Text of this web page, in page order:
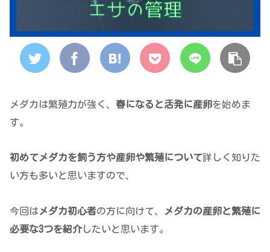
メダカは繁殖力が強く、 春になると活発に​​産卵を始めま
す。
初めてメダカを飼う方や産卵や繁殖について詳しく知りた
い方も多いと思いますので、
今回は メダカ初心者の方に向けて、
メダカの産卵と繁殖に
必要な3つを紹介したいと思います。